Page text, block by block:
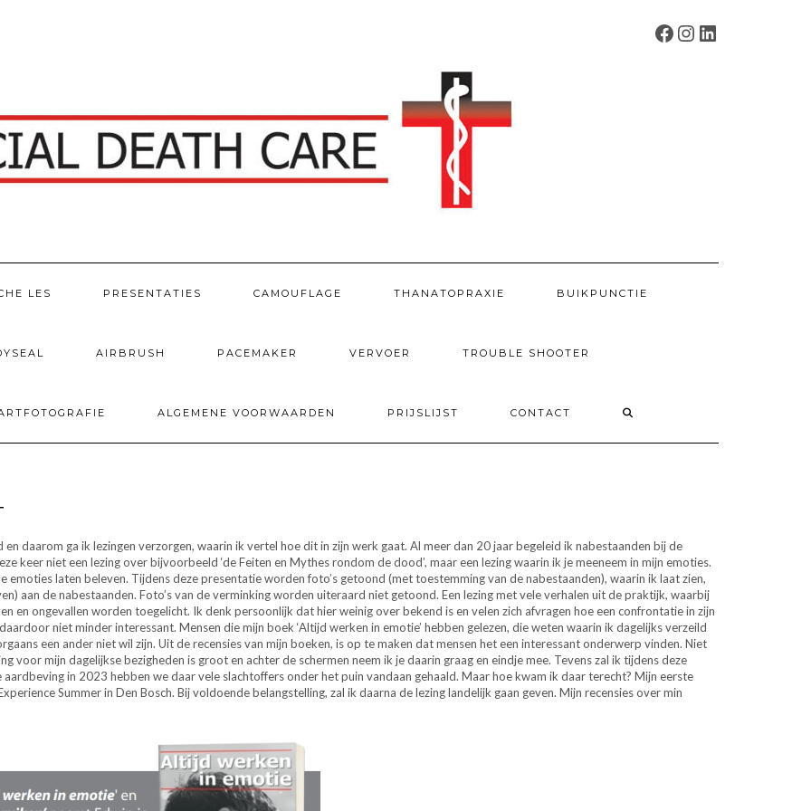
FACEBOOK
INSTAGRAM
LINKEDIN
LES PRESENTATIES CAMOUFLAGE THANATOPRAXIE BUIKPUNCTIE
AIRBRUSH PACEMAKER VERVOER TROUBLE SHOOTER
ALGEMENE VOORWAARDEN PRIJSLIJST CONTACT
daarom ga ik lezingen verzorgen, waarin ik vertel hoe dit in zijn werk gaat. Al meer dan 20 jaar begeleid ik nabestaanden bij de
keer niet een lezing over bijvoorbeeld ‘de Feiten en Mythes rondom de dood’, maar een lezing waarin ik je meeneem in mijn emoties.
emoties laten beleven. Tijdens deze presentatie worden foto’s getoond (met toestemming van de nabestaanden), waarin ik laat zien,
aan de nabestaanden. Foto’s van de verminking worden uiteraard niet getoond. Een lezing met vele verhalen uit de praktijk, waarbij
en ongevallen worden toegelicht. Ik denk persoonlijk dat hier weinig over bekend is en velen zich afvragen hoe een confrontatie in zijn
niet minder interessant. Mensen die mijn boek ‘Altijd werken in emotie’ hebben gelezen, die weten waarin ik dagelijks verzeild
een ander niet wil zijn. Uit de recensies van mijn boeken, is op te maken dat mensen het een interessant onderwerp vinden. Niet
voor mijn dagelijkse bezigheden is groot en achter de schermen neem ik je daarin graag en eindje mee. Tevens zal ik tijdens deze
in 2023 hebben we daar vele slachtoffers onder het puin vandaan gehaald. Maar hoe kwam ik daar terecht? Mijn eerste
Summer in Den Bosch. Bij voldoende belangstelling, zal ik daarna de lezing landelijk gaan geven. Mijn recensies over min